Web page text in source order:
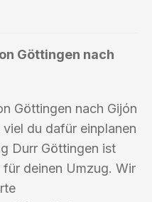
Göttingen nach
Göttingen nach Gijón
du dafür einplanen
Durr Göttingen ist
deinen Umzug. Wir